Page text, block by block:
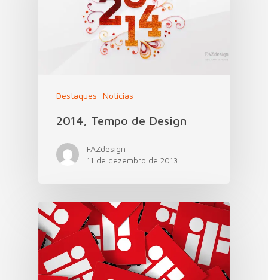
Destaques Notícias
2014, Tempo de Design
FAZdesign
11 de dezembro de 2013